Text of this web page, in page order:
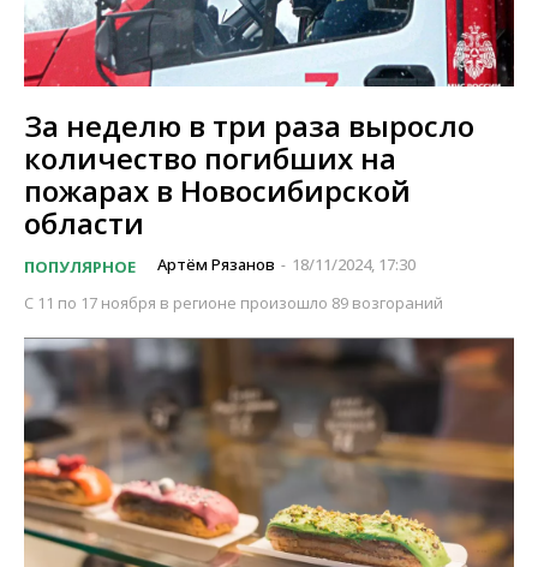
За неделю в три раза выросло
количество погибших на
пожарах в Новосибирской
области
ПОПУЛЯРНОЕ Артём Рязанов - 18/11/2024, 17:30
С 11 по 17 ноября в регионе произошло 89 возгораний